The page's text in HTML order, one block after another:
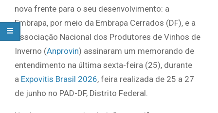
nova frente para o seu desenvolvimento: a
Embrapa, por meio da Embrapa Cerrados (DF), e a
Associação Nacional dos Produtores de Vinhos de
Inverno (Anprovin) assinaram um memorando de
entendimento na última sexta-feira (25), durante
a Expovitis Brasil 2026, feira realizada de 25 a 27
de junho no PAD-DF, Distrito Federal.